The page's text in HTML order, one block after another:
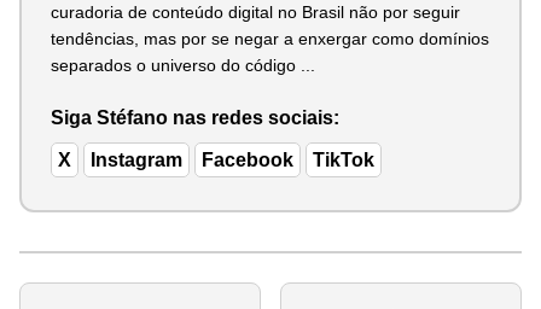
curadoria de conteúdo digital no Brasil não por seguir
tendências, mas por se negar a enxergar como domínios
separados o universo do código ...
Siga Stéfano nas redes sociais:
X Instagram Facebook TikTok